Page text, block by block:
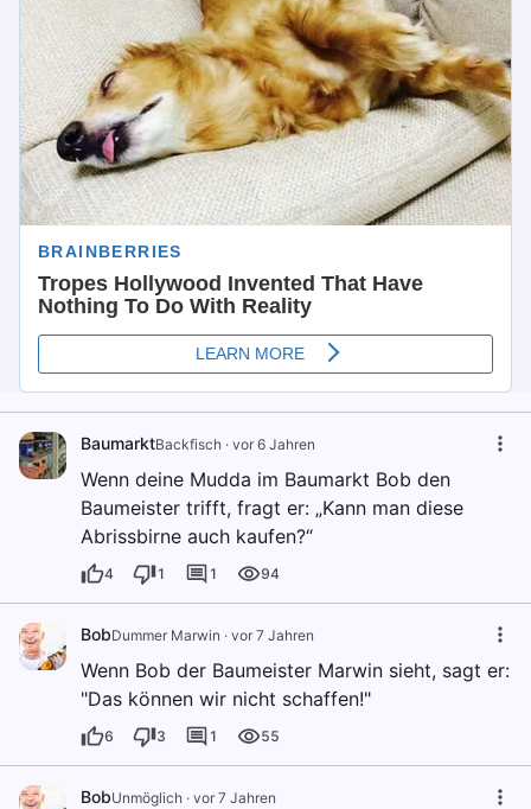
BaumarktBackfisch · vor 6 Jahren
Wenn deine Mudda im Baumarkt Bob den
Baumeister trifft, fragt er: „Kann man diese
Abrissbirne auch kaufen?“
4 1 1 94
BobDummer Marwin · vor 7 Jahren
Wenn Bob der Baumeister Marwin sieht, sagt er:
"Das können wir nicht schaffen!"
6 3 1 55
BobUnmöglich · vor 7 Jahren